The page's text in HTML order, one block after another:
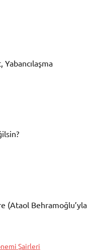
(Ataol Behramoğlu’yla
Şairleri